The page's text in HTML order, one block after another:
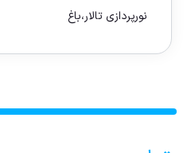
نورپردازی تالار،باغ